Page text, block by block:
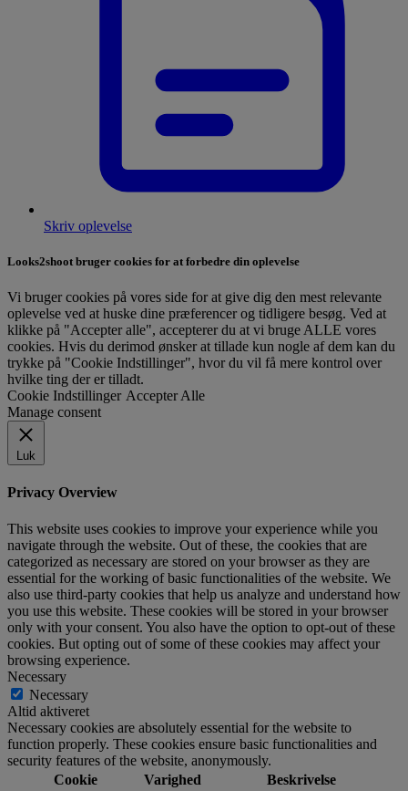
Skriv oplevelse
Looks2shoot bruger cookies for at forbedre din oplevelse
Vi bruger cookies på vores side for at give dig den mest relevante
oplevelse ved at huske dine præferencer og tidligere besøg. Ved at
klikke på "Accepter alle", accepterer du at vi bruge ALLE vores
cookies. Hvis du derimod ønsker at tillade kun nogle af dem kan du
trykke på "Cookie Indstillinger", hvor du vil få mere kontrol over
hvilke ting der er tilladt.
Cookie Indstillinger Accepter Alle
Manage consent
Luk
Privacy Overview
This website uses cookies to improve your experience while you
navigate through the website. Out of these, the cookies that are
categorized as necessary are stored on your browser as they are
essential for the working of basic functionalities of the website. We
also use third-party cookies that help us analyze and understand how
you use this website. These cookies will be stored in your browser
only with your consent. You also have the option to opt-out of these
cookies. But opting out of some of these cookies may affect your
browsing experience.
Necessary
Necessary
Altid aktiveret
Necessary cookies are absolutely essential for the website to
function properly. These cookies ensure basic functionalities and
security features of the website, anonymously.
Cookie
Varighed Beskrivelse